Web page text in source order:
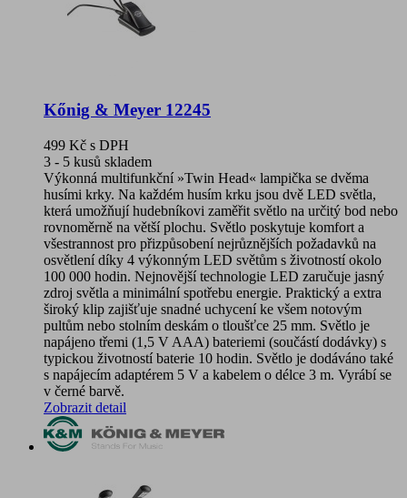
Kőnig & Meyer 12245
499 Kč s DPH
3 - 5 kusů skladem
Výkonná multifunkční »Twin Head« lampička se dvěma
husími krky. Na každém husím krku jsou dvě LED světla,
která umožňují hudebníkovi zaměřit světlo na určitý bod nebo
rovnoměrně na větší plochu. Světlo poskytuje komfort a
všestrannost pro přizpůsobení nejrůznějších požadavků na
osvětlení díky 4 výkonným LED světům s životností okolo
100 000 hodin. Nejnovější technologie LED zaručuje jasný
zdroj světla a minimální spotřebu energie. Praktický a extra
široký klip zajišťuje snadné uchycení ke všem notovým
pultům nebo stolním deskám o tloušťce 25 mm. Světlo je
napájeno třemi (1,5 V AAA) bateriemi (součástí dodávky) s
typickou životností baterie 10 hodin. Světlo je dodáváno také
s napájecím adaptérem 5 V a kabelem o délce 3 m. Vyrábí se
v černé barvě.
Zobrazit detail